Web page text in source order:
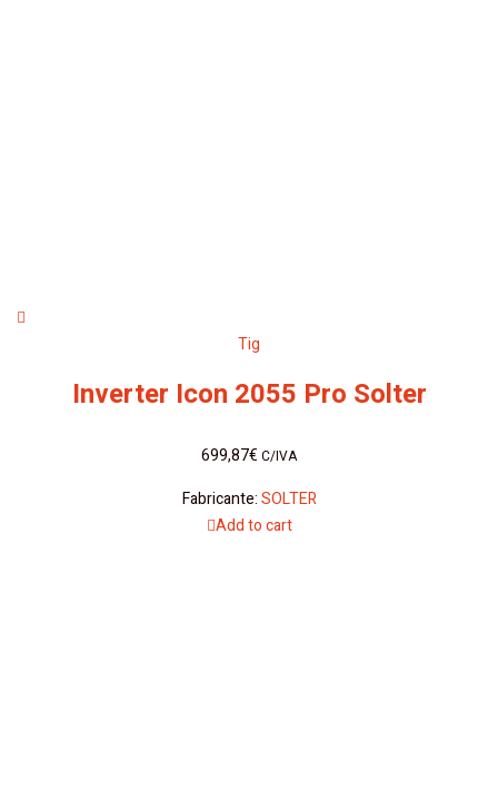
Tig
Inverter Icon 2055 Pro Solter
699,87€ C/IVA
Fabricante:SOLTER
Add to cart